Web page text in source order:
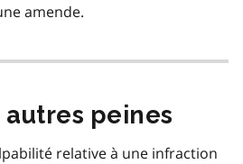
amende.
peines
relative à une infraction